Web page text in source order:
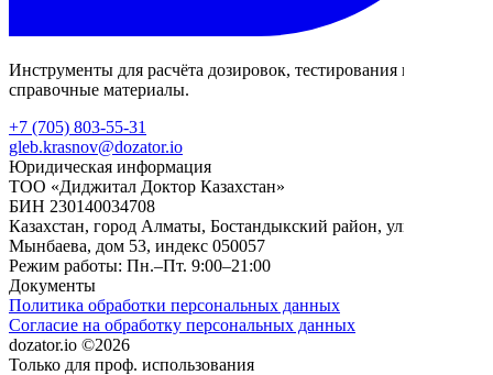
Инструменты для расчёта дозировок, тестирования и
справочные материалы.
+7 (705) 803-55-31
gleb.krasnov@dozator.io
Юридическая информация
ТОО «Диджитал Доктор Казахстан»
БИН 230140034708
Казахстан, город Алматы, Бостандыкский район, улица
Мынбаева, дом 53, индекс 050057
Режим работы: Пн.–Пт. 9:00–21:00
Документы
Политика обработки персональных данных
Согласие на обработку персональных данных
dozator.io ©2026
Только для проф. использования